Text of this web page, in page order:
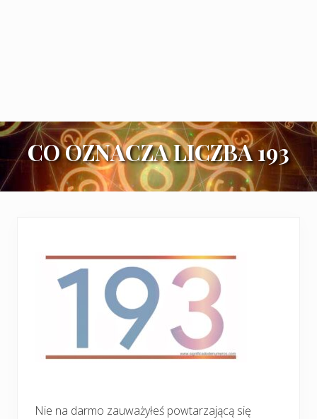
CO OZNACZA LICZBA 193
Nie na darmo zauważyłeś powtarzającą się